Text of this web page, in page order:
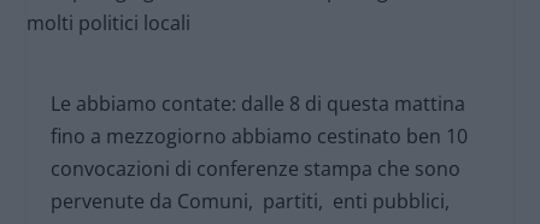
Le abbiamo contate: dalle 8 di questa mattina
fino a mezzogiorno abbiamo cestinato ben 10
convocazioni di conferenze stampa che sono
pervenute da Comuni, partiti, enti pubblici,